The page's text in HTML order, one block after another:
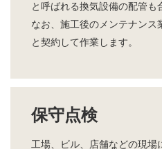
と呼ばれる換気設備の配管も
なお、施工後のメンテナンス
と契約して作業します。
保守点検
工場、ビル、店舗などの現場